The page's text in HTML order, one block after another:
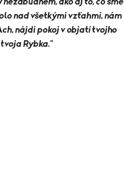
ako aj to, čo sme
nad všetkými vzťahmi, nám
nájdi pokoj v objatí tvojho
Rybka."